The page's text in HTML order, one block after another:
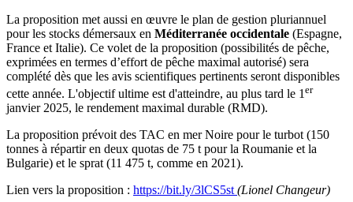
La proposition met aussi en œuvre le plan de gestion pluriannuel
pour les stocks démersaux en Méditerranée occidentale (Espagne,
France et Italie). Ce volet de la proposition (possibilités de pêche,
exprimées en termes d’effort de pêche maximal autorisé) sera
complété dès que les avis scientifiques pertinents seront disponibles
cette année. L'objectif ultime est d'atteindre, au plus tard le 1 er
janvier 2025, le rendement maximal durable (RMD).
La proposition prévoit des TAC en mer Noire pour le turbot (150
tonnes à répartir en deux quotas de 75 t pour la Roumanie et la
Bulgarie) et le sprat (11 475 t, comme en 2021).
Lien vers la proposition : https://bit.ly/3lCS5st (Lionel Changeur)